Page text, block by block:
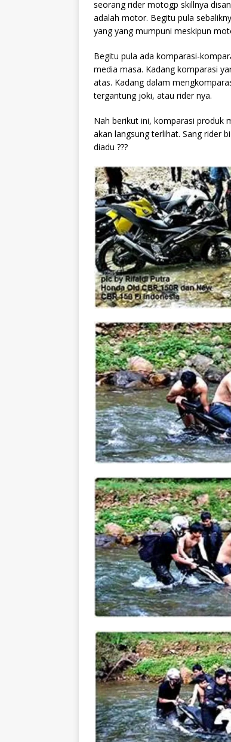
seorang rider motogp skillnya
adalah motor. Begitu pula
yang yang mumpuni meskipun
Begitu pula ada komparasi-
media masa. Kadang komparasi
atas. Kadang dalam
tergantung joki, atau rider nya.
Nah berikut ini, komparasi produk
akan langsung terlihat. Sang rider
diadu ???